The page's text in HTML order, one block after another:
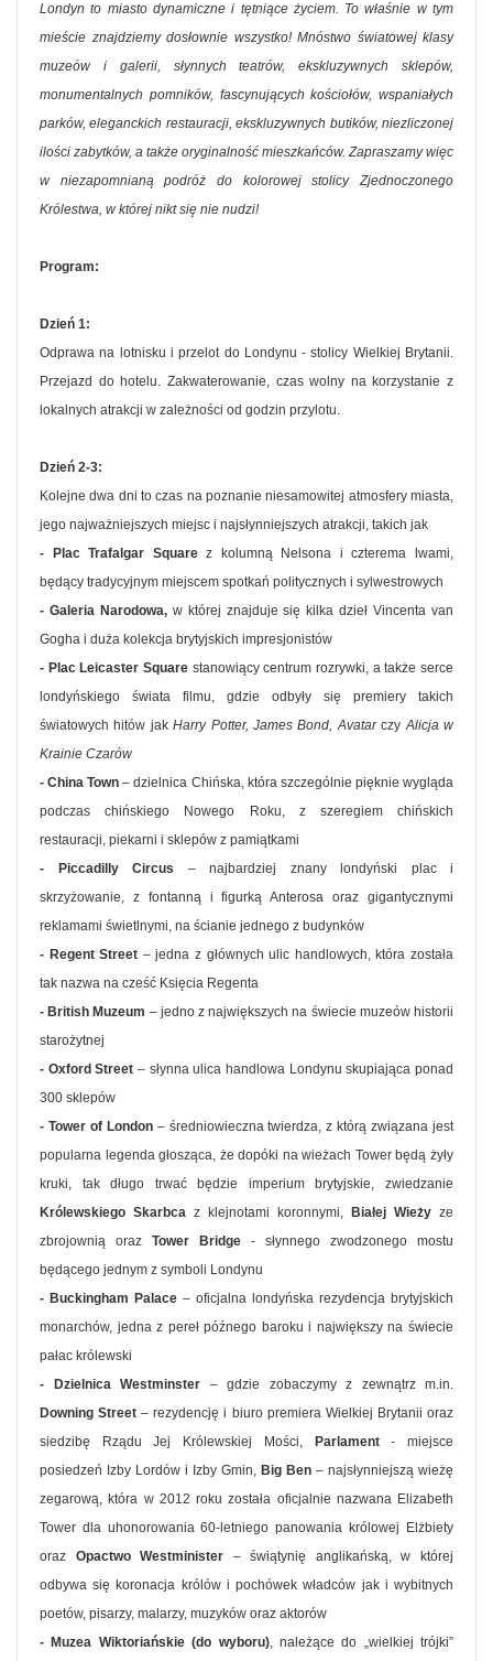
Londyn to miasto dynamiczne i tętniące życiem. To właśnie w tym
mieście znajdziemy dosłownie wszystko! Mnóstwo światowej klasy
muzeów i galerii, słynnych teatrów, ekskluzywnych sklepów,
monumentalnych pomników, fascynujących kościołów, wspaniałych
parków, eleganckich restauracji, ekskluzywnych butików, niezliczonej
ilości zabytków, a także oryginalność mieszkańców. Zapraszamy więc
w niezapomnianą podróż do kolorowej stolicy Zjednoczonego
Królestwa, w której nikt się nie nudzi!
Program:
Dzień 1:
Odprawa na lotnisku i przelot do Londynu - stolicy Wielkiej Brytanii.
Przejazd do hotelu. Zakwaterowanie, czas wolny na korzystanie z
lokalnych atrakcji w zależności od godzin przylotu.
Dzień 2-3:
Kolejne dwa dni to czas na poznanie niesamowitej atmosfery miasta,
jego najważniejszych miejsc i najsłynniejszych atrakcji, takich jak
- Plac Trafalgar Squarez kolumną Nelsona i czterema lwami,
będący tradycyjnym miejscem spotkań politycznych i sylwestrowych
- Galeria Narodowa, w której znajduje się kilka dzieł Vincenta van
Gogha i duża kolekcja brytyjskich impresjonistów
- Plac Leicaster Square stanowiący centrum rozrywki, a także serce
londyńskiego świata filmu, gdzie odbyły się premiery takich
światowych hitów jakHarry Potter, James Bond, AvatarczyAlicja w
Krainie Czarów
- China Town– dzielnica Chińska, która szczególnie pięknie wygląda
podczas chińskiego Nowego Roku, z szeregiem chińskich
restauracji, piekarni i sklepów z pamiątkami
- Piccadilly Circus – najbardziej znany londyński plac i
skrzyżowanie, z fontanną i figurką Anterosa oraz gigantycznymi
reklamami świetlnymi, na ścianie jednego z budynków
- Regent Street – jedna z głównych ulic handlowych, która została
tak nazwa na cześć Księcia Regenta
- British Muzeum – jedno z największych na świecie muzeów historii
starożytnej
- Oxford Street – słynna ulica handlowa Londynu skupiająca ponad
300 sklepów
- Tower of London – średniowieczna twierdza, z którą związana jest
popularna legenda głosząca, że dopóki na wieżach Tower będą żyły
kruki, tak długo trwać będzie imperium brytyjskie, zwiedzanie
Królewskiego Skarbca z klejnotami koronnymi, Białej Wieży ze
zbrojownią oraz Tower Bridge - słynnego zwodzonego mostu
będącego jednym z symboli Londynu
- Buckingham Palace – oficjalna londyńska rezydencja brytyjskich
monarchów, jedna z pereł późnego baroku i największy na świecie
pałac królewski
- Dzielnica Westminster – gdzie zobaczymy z zewnątrz m.in.
Downing Street – rezydencję i biuro premiera Wielkiej Brytanii oraz
siedzibę Rządu Jej Królewskiej Mości,
Parlament- miejsce
posiedzeń Izby Lordów i Izby Gmin, Big Ben – najsłynniejszą wieżę
zegarową, która w 2012 roku została oficjalnie nazwana Elizabeth
Tower dla uhonorowania 60-letniego panowania królowej Elżbiety
oraz Opactwo Westminister – świątynię anglikańską, w której
odbywa się koronacja królów i pochówek władców jak i wybitnych
poetów, pisarzy, malarzy, muzyków oraz aktorów
- Muzea Wiktoriańskie (do wyboru), należące do „wielkiej trójki”